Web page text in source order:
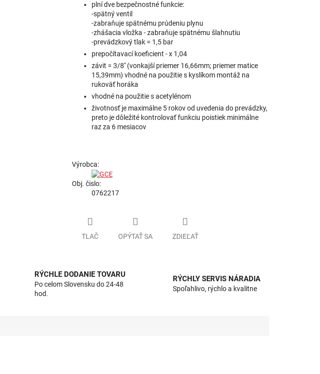
plní dve bezpečnostné funkcie:
-spätný ventil
-zabraňuje spätnému prúdeniu plynu
-zhášacia vložka - zabraňuje spätnému šlahnutiu
-prevádzkový tlak = 1,5 bar
prepočítavací koeficient - x 1,04
závit = 3/8'' (vonkajší priemer 16,66mm; priemer matice
15,39mm) vhodné na použitie s kyslíkom montáž na
rukoväť horáka
vhodné na použitie s acetylénom
životnosť je maximálne 5 rokov od uvedenia do prevádzky,
preto je dôležité kontrolovať funkciu poistiek minimálne
raz za 6 mesiacov
Výrobca:
Obj. čislo:
0762217
TLAČ OPÝTAŤ SA ZDIEĽAŤ
RÝCHLE DODANIE TOVARU
Po celom Slovensku do 24-48
hod.
RÝCHLY SERVIS NÁRADIA
Spoľahlivo, rýchlo a kvalitne